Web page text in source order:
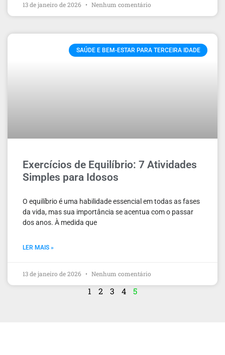
13 de janeiro de 2026 Nenhum comentário
SAÚDE E BEM-ESTAR PARA TERCEIRA IDADE
Exercícios de Equilíbrio: 7 Atividades
Simples para Idosos
O equilíbrio é uma habilidade essencial em todas as fases
da vida, mas sua importância se acentua com o passar
dos anos. À medida que
LER MAIS »
13 de janeiro de 2026 Nenhum comentário
1 2 3 4 5